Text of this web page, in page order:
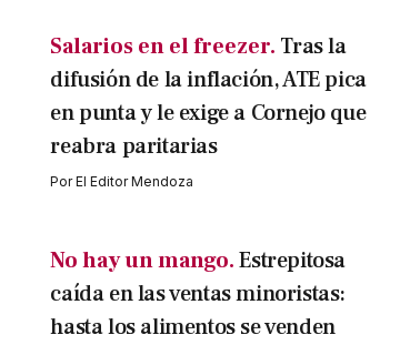
Salarios en el freezer. Tras la
difusión de la inflación, ATE pica
en punta y le exige a Cornejo que
reabra paritarias
PorEl Editor Mendoza
No hay un mango. Estrepitosa
caída en las ventas minoristas:
hasta los alimentos se venden